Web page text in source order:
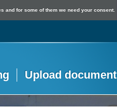
and for some of them we need your consent.
Upload document